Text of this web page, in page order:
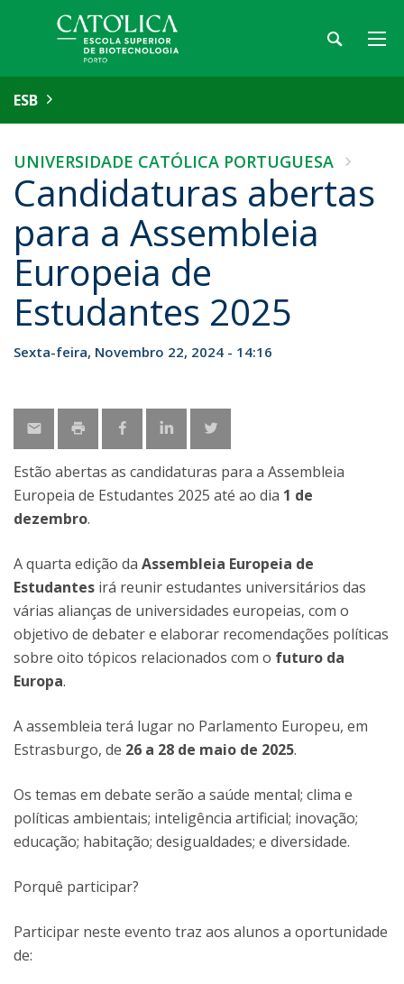
ESB
UNIVERSIDADE CATÓLICA PORTUGUESA
Candidaturas abertas
para a Assembleia
Europeia de
Estudantes 2025
Sexta-feira, Novembro 22, 2024 - 14:16
Estão abertas as candidaturas para a Assembleia
Europeia de Estudantes 2025 até ao dia 1 de
dezembro.
A quarta edição da Assembleia Europeia de
Estudantes irá reunir estudantes universitários das
várias alianças de universidades europeias, com o
objetivo de debater e elaborar recomendações políticas
sobre oito tópicos relacionados com o futuro da
Europa.
A assembleia terá lugar no Parlamento Europeu, em
Estrasburgo, de 26 a 28 de maio de 2025.
Os temas em debate serão a saúde mental; clima e
políticas ambientais; inteligência artificial; inovação;
educação; habitação; desigualdades; e diversidade.
Porquê participar?
Participar neste evento traz aos alunos a oportunidade
de: